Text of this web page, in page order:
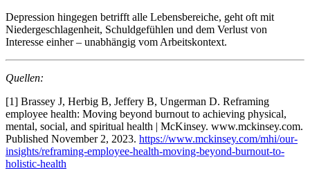
Depression hingegen betrifft alle Lebensbereiche, geht oft mit
Niedergeschlagenheit, Schuldgefühlen und dem Verlust von
Interesse einher – unabhängig vom Arbeitskontext.
Quellen:
[1] Brassey J, Herbig B, Jeffery B, Ungerman D. Reframing
employee health: Moving beyond burnout to achieving physical,
mental, social, and spiritual health | McKinsey. www.mckinsey.com.
Published November 2, 2023. https://www.mckinsey.com/mhi/our-
insights/reframing-employee-health-moving-beyond-burnout-to-
holistic-health